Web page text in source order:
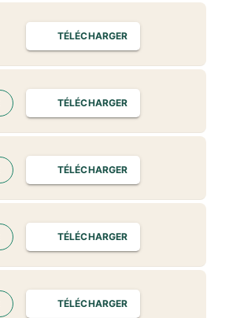
TÉLÉCHARGER
TÉLÉCHARGER
TÉLÉCHARGER
TÉLÉCHARGER
TÉLÉCHARGER